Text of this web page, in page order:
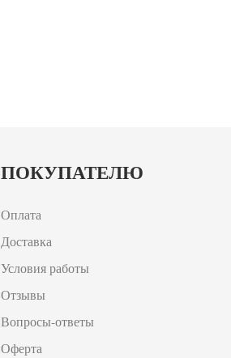
ПОКУПАТЕЛЮ
Оплата
Доставка
Условия работы
Отзывы
Вопросы-ответы
Оферта